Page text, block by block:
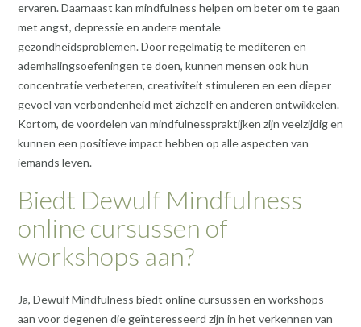
ervaren. Daarnaast kan mindfulness helpen om beter om te gaan
met angst, depressie en andere mentale
gezondheidsproblemen. Door regelmatig te mediteren en
ademhalingsoefeningen te doen, kunnen mensen ook hun
concentratie verbeteren, creativiteit stimuleren en een dieper
gevoel van verbondenheid met zichzelf en anderen ontwikkelen.
Kortom, de voordelen van mindfulnesspraktijken zijn veelzijdig en
kunnen een positieve impact hebben op alle aspecten van
iemands leven.
Biedt Dewulf Mindfulness
online cursussen of
workshops aan?
Ja, Dewulf Mindfulness biedt online cursussen en workshops
aan voor degenen die geïnteresseerd zijn in het verkennen van